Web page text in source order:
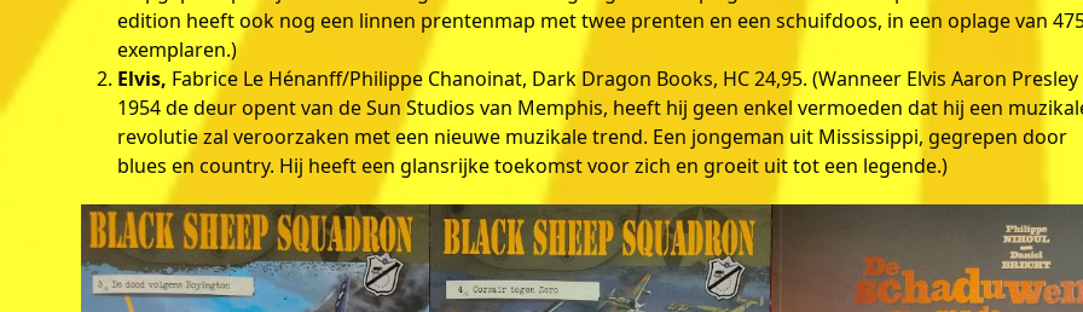
edition heeft ook nog een linnen prentenmap met twee prenten en een schuifdoos, in een oplage van
exemplaren.)
Elvis, Fabrice Le Hénanff/Philippe Chanoinat, Dark Dragon Books, HC 24,95. (Wanneer Elvis Aaron
1954 de deur opent van de Sun Studios van Memphis, heeft hij geen enkel vermoeden dat hij een
revolutie zal veroorzaken met een nieuwe muzikale trend. Een jongeman uit Mississippi, gegrepen door
blues en country. Hij heeft een glansrijke toekomst voor zich en groeit uit tot een legende.)